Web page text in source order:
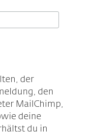
der
den
MailChimp,
deine
du in